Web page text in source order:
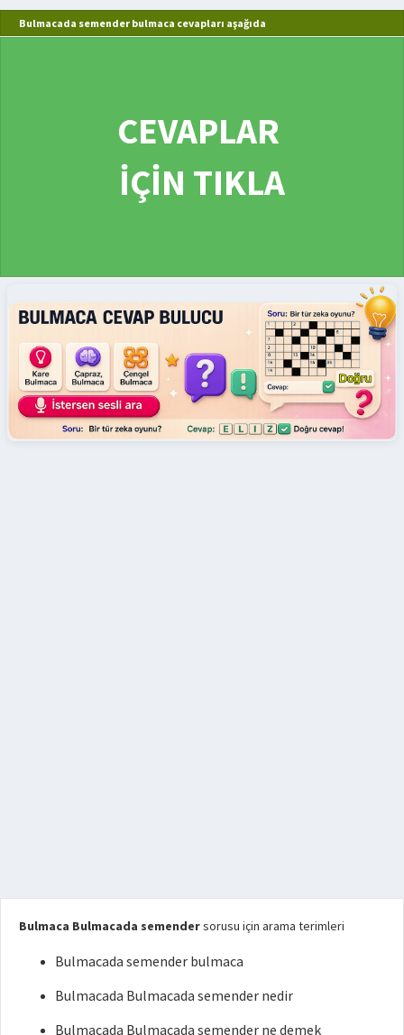
Bulmacada semender bulmaca cevapları aşağıda
CEVAPLAR
İÇİN TIKLA
Bulmaca Bulmacada semendersorusu için arama terimleri
Bulmacada semender bulmaca
Bulmacada Bulmacada semender nedir
Bulmacada Bulmacada semender ne demek